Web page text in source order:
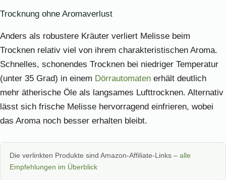
Trocknung ohne Aromaverlust
Anders als robustere Kräuter verliert Melisse beim
Trocknen relativ viel von ihrem charakteristischen Aroma.
Schnelles, schonendes Trocknen bei niedriger Temperatur
(unter 35 Grad) in einem Dörrautomaten erhält deutlich
mehr ätherische Öle als langsames Lufttrocknen. Alternativ
lässt sich frische Melisse hervorragend einfrieren, wobei
das Aroma noch besser erhalten bleibt.
Die verlinkten Produkte sind Amazon-Affiliate-Links – alle
Empfehlungen im Überblick